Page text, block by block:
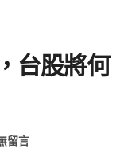
台股將何
留言